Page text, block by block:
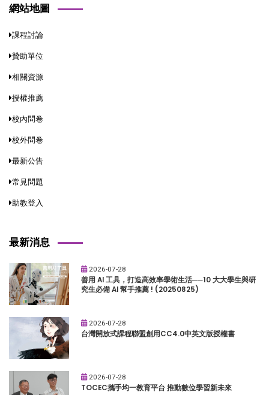
網站地圖
課程討論
贊助單位
相關資源
授權推薦
校內問卷
校外問卷
最新公告
常見問題
助教登入
最新消息
2026-07-28
善用 AI 工具，打造高效率學術生活──10 大大學生與研
究生必備 AI 幫手推薦 ! (20250825)
2026-07-28
台灣開放式課程聯盟創用CC4.0中英文版授權書
2026-07-28
TOCEC攜手均一教育平台 推動數位學習新未來